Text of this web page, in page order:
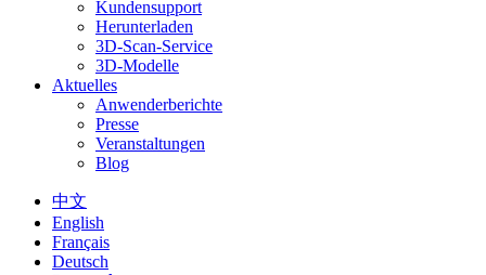
Kundensupport
Herunterladen
3D-Scan-Service
3D-Modelle
Aktuelles
Anwenderberichte
Presse
Veranstaltungen
Blog
中文
English
Français
Deutsch